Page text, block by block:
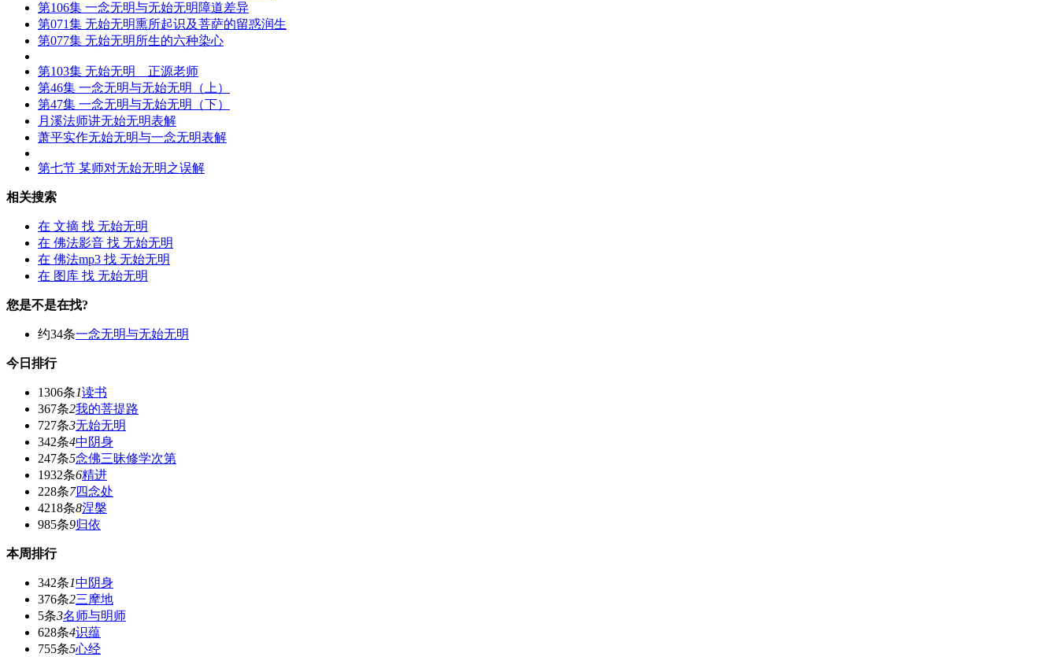
第106集 一念无明与无始无明障道差异
第071集 无始无明熏所起识及菩萨的留惑润生
第077集 无始无明 所生的六种染心
第103集 无始无明
正源老师
第46集 一念无明与无始无明
（上）
第47集 一念无明与无始无明
（下）
月溪法师讲无始无明表解
萧平实作无始无明与一念无明表解
第七节 某师对无始无明之误解
相关搜索
在 文摘 找 无始无明
在 佛法影音 找 无始无明
在 佛法mp3 找 无始无明
在 图库 找 无始无明
您是不是在找?
约34条一念无明与无始无明
今日排行
1306条1读书
367条2我的菩提路
727条3无始无明
342条4中阴身
247条5念佛三昧修学次第
1932条6精进
228条7四念处
4218条8涅槃
985条9归依
本周排行
342条1中阴身
376条2三摩地
5条3名师与明师
628条4识蕴
755条5心经